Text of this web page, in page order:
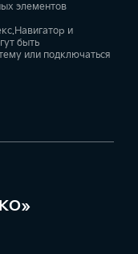
элементов
и
быть
или подключаться